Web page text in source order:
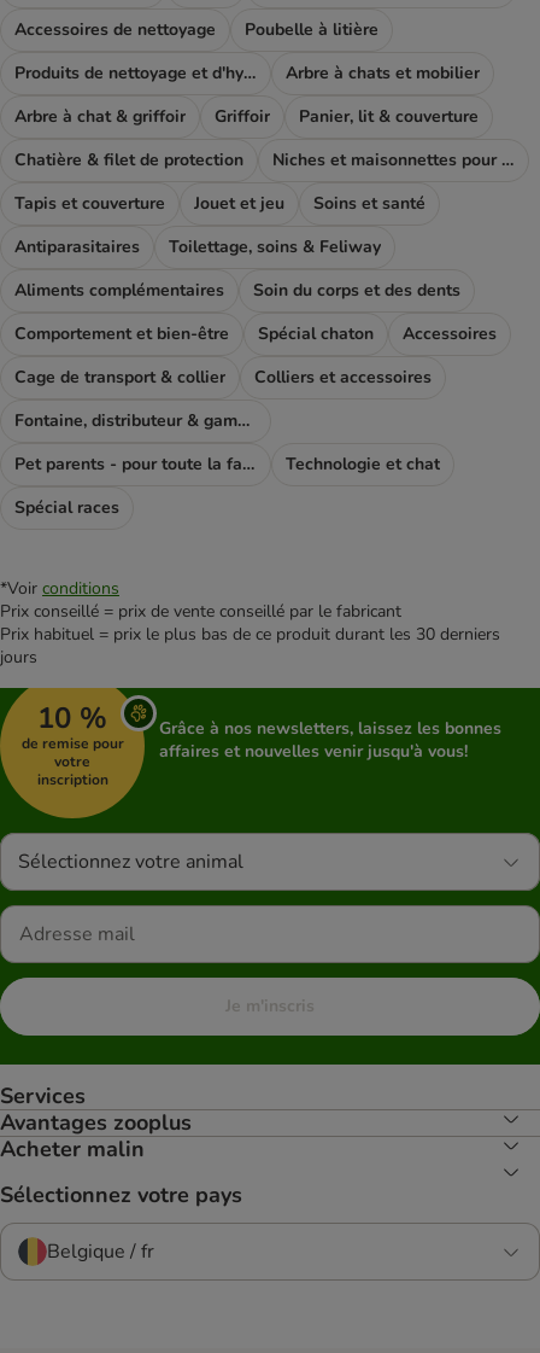
Accessoires de nettoyage
Poubelle à litière
Produits de nettoyage et d'hygiène
Arbre à chats et mobilier
Arbre à chat & griffoir
Griffoir
Panier, lit & couverture
Chatière & filet de protection
Niches et maisonnettes pour chat
Tapis et couverture
Jouet et jeu
Soins et santé
Antiparasitaires
Toilettage, soins & Feliway
Aliments complémentaires
Soin du corps et des dents
Comportement et bien-être
Spécial chaton
Accessoires
Cage de transport & collier
Colliers et accessoires
Fontaine, distributeur & gamelle
Pet parents - pour toute la famile
Technologie et chat
Spécial races
*Voir conditions
Prix conseillé = prix de vente conseillé par le fabricant
Prix habituel = prix le plus bas de ce produit durant les 30 derniers
jours
10 %
de remise pour
votre
inscription
Grâce à nos newsletters, laissez les bonnes
affaires et nouvelles venir jusqu'à vous!
Sélectionnez votre animal
Je m'inscris
Services
Avantages zooplus
Acheter malin
Sélectionnez votre pays
Belgique / fr